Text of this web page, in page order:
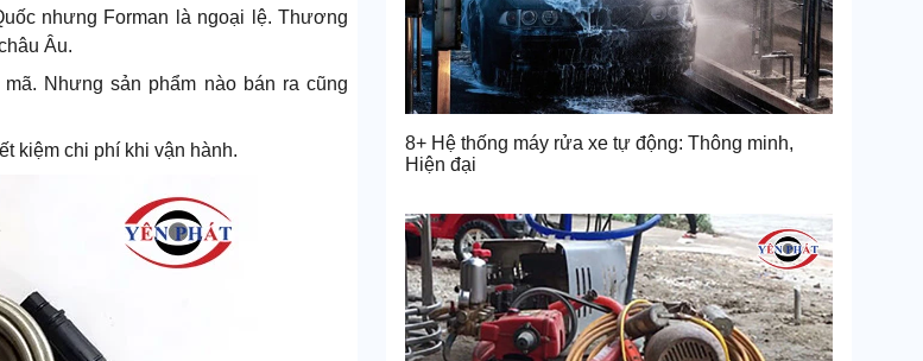
nhưng Forman là ngoại lệ. Thương
Âu.
Nhưng sản phẩm nào bán ra cũng
kiệm chi phí khi vận hành.
8+ Hệ thống máy rửa xe tự động: Thông minh,
Hiện đại